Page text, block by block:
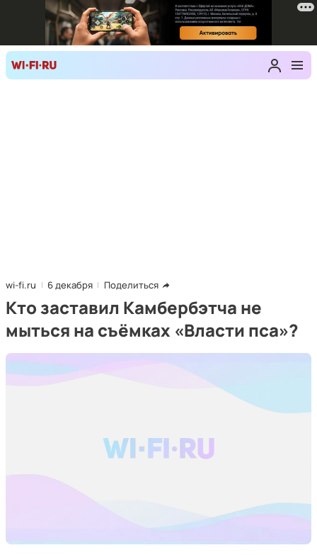
wi-fi.ru 6 декабря Поделиться
Кто заставил Камбербэтча не
мыться на съёмках «Власти пса»?